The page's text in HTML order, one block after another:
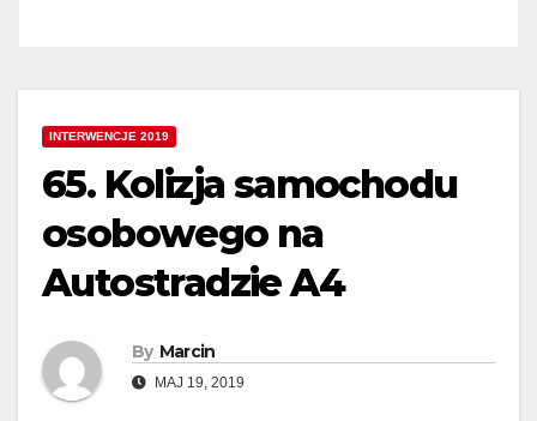
INTERWENCJE 2019
65. Kolizja samochodu
osobowego na
Autostradzie A4
By Marcin
MAJ 19, 2019